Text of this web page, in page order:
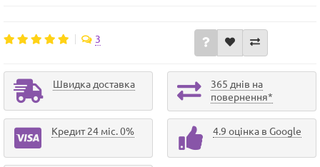
3
Швидка доставка
365 днів на
повернення*
Кредит 24 міс. 0% 4.9 оцінка в Google